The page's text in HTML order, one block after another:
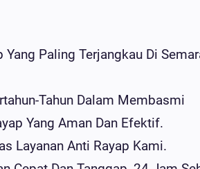
Paling Terjangkau Di
Tahun Dalam Membasmi
Yang Aman Dan Efektif.
Layanan Anti Rayap Kami.